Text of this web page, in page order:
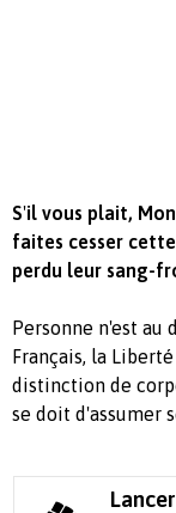
S'il vous plait,
faites cesser
perdu leur sang-
Personne n'est au
Français, la
distinction de
se doit d'assumer